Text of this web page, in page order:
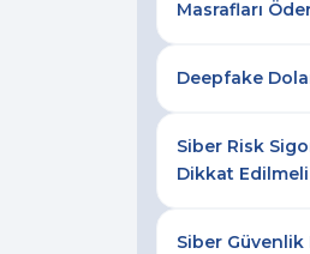
Masrafları
Deepfake
Siber Risk
Dikkat Edilmeli
Siber Güvenlik